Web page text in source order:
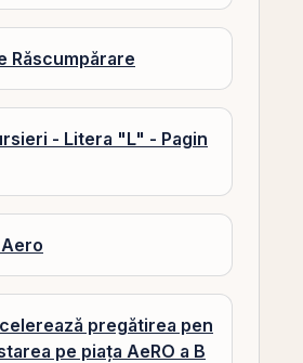
Răscumpărare
- Litera "L" - Pagin
pregătirea pen
pe piața AeRO a B